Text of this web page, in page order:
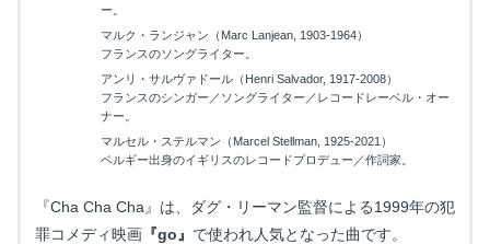
ー。
マルク・ランジャン（Marc Lanjean, 1903-1964）
フランスのソングライター。
アンリ・サルヴァドール（Henri Salvador, 1917-2008）
フランスのシンガー／ソングライター／レコードレーベル・オー
ナー。
マルセル・ステルマン（Marcel Stellman, 1925-2021）
ベルギー出身のイギリスのレコードプロデュー／作詞家。
『Cha Cha Cha』は、ダグ・リーマン監督による1999年の犯
罪コメディ映画『go』 で使われ人気となった曲です。